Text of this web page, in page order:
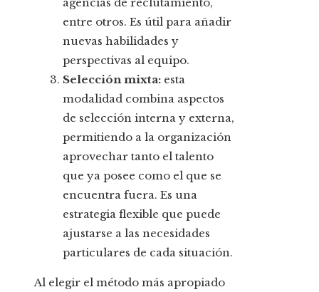
agencias de reclutamiento,
entre otros. Es útil para añadir
nuevas habilidades y
perspectivas al equipo.
Selección mixta: esta
modalidad combina aspectos
de selección interna y externa,
permitiendo a la organización
aprovechar tanto el talento
que ya posee como el que se
encuentra fuera. Es una
estrategia flexible que puede
ajustarse a las necesidades
particulares de cada situación.
Al elegir el método más apropiado